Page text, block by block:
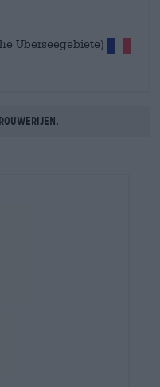
Überseegebiete)